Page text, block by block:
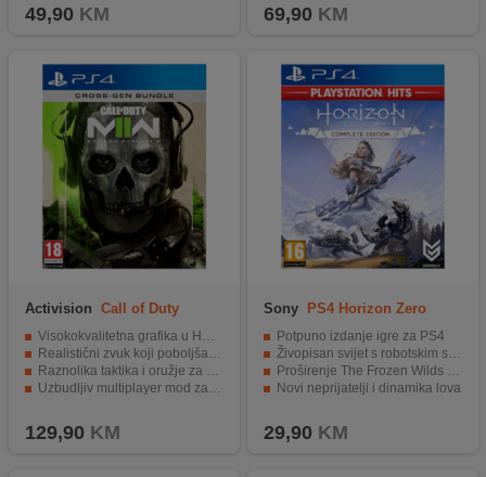
49,90 KM 69,90 KM
Activision Call of Duty
Visokokvalitetna grafika u HD-u.
Realistični zvuk koji poboljšava doživljaj.
Raznolika taktika i oružje za borbu.
Uzbudljiv multiplayer mod za igru s drugim igračima.
129,90 KM
Sony
PS4 Horizon Zero
Potpuno izdanje igre za PS4
Živopisan svijet s robotskim stvorenjima
Proširenje The Frozen Wilds uključeno
Novi neprijatelji i dinamika lova
29,90 KM